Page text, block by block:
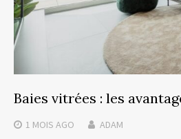
Baies vitrées : les
1 MOIS AGO ADAM